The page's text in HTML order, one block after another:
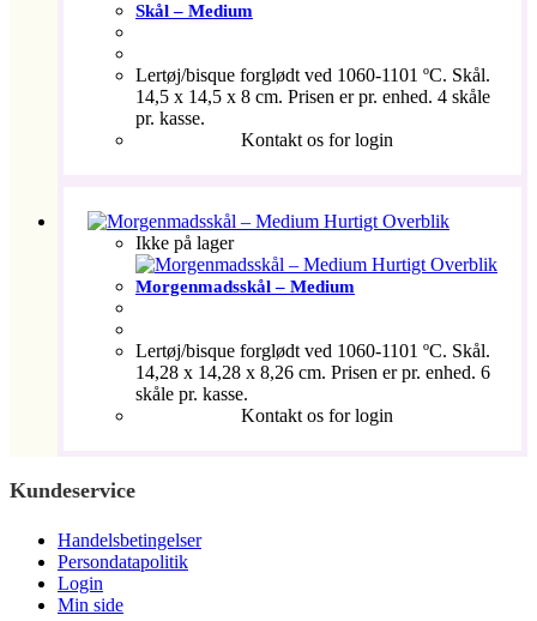
Skål – Medium
Lertøj/bisque forglødt ved 1060-1101 ºC. Skål.
14,5 x 14,5 x 8 cm. Prisen er pr. enhed. 4 skåle
pr. kasse.
Kontakt os for login
Hurtigt Overblik
Ikke på lager
Hurtigt Overblik
Morgenmadsskål – Medium
Lertøj/bisque forglødt ved 1060-1101 ºC. Skål.
14,28 x 14,28 x 8,26 cm. Prisen er pr. enhed. 6
skåle pr. kasse.
Kontakt os for login
Kundeservice
Handelsbetingelser
Persondatapolitik
Login
Min side